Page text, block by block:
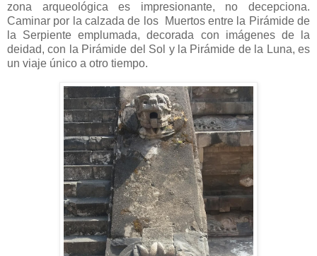
zona arqueológica es impresionante, no decepciona.
Caminar por la calzada de los Muertos entre la Pirámide de
la Serpiente emplumada, decorada con imágenes de la
deidad, con la Pirámide del Sol y la Pirámide de la Luna, es
un viaje único a otro tiempo.